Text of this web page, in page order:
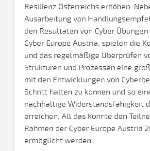
Resilienz Österreichs erhöhen.
Ausarbeitung von
den Resultaten von Cyber
Cyber Europe Austria, spielen die
und das regelmäßige Überprüfen
Strukturen und Prozessen eine
mit den Entwicklungen von
Schritt halten zu können und so
nachhaltige Widerstandsfähigkeit
erreichen. All das konnte den
Rahmen der Cyber Europe Austria
ermöglicht werden.